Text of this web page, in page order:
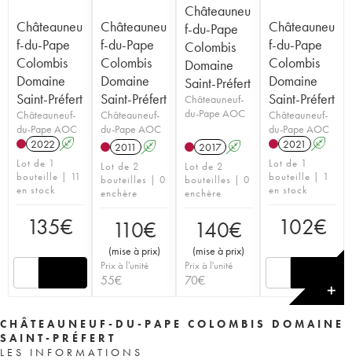
Châteauneu
f-du-Pape
Colombis
Domaine
Saint-Préfert
Châteauneuf-
du-Pape AOC
2022 A
Lot de 1
bouteille | 11
en stock
135€
Châteauneu
f-du-Pape
Colombis
Domaine
Saint-Préfert
Châteauneuf-
du-Pape AOC
2011
A
Lot de 2
bouteilles | 0
enchère
110€
(mise à prix)
Prix à l'unité
55€
Châteauneu
f-du-Pape
Colombis
Domaine
Saint-Préfert
Châteauneuf-
du-Pape AOC
2017 A
Lot de 2
bouteilles | 0
enchère
140€
(mise à prix)
Prix à l'unité
70€
Châteauneu
f-du-Pape
Colombis
Domaine
Saint-Préfert
Châteauneuf-
du-Pape AOC
2021
A
Lot de 1
bouteille | 1
en stock
102€
✕
CHÂTEAUNEUF-DU-PAPE COLOMBIS DOMAINE
SAINT-PRÉFERT
LES INFORMATIONS